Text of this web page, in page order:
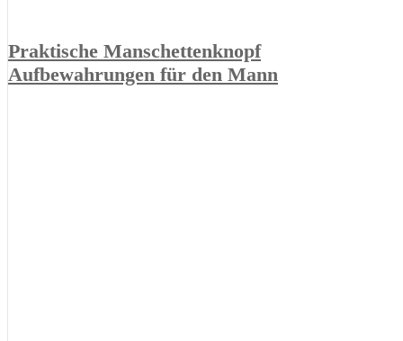
Praktische Manschettenknopf
Aufbewahrungen für den Mann